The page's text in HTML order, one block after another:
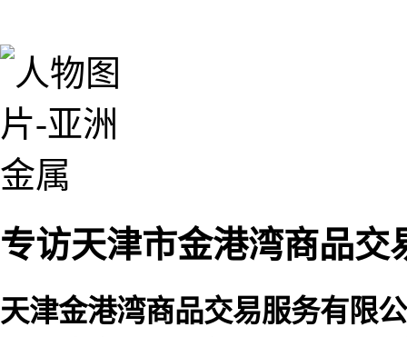
专访天津市金港湾商品
天津金港湾商品交易服务有限